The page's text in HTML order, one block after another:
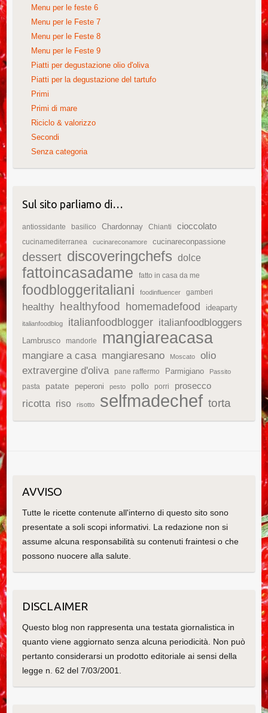
Menu per le feste 6
Menu per le Feste 7
Menu per le Feste 8
Menu per le Feste 9
Piatti per degustazione olio d'oliva
Piatti per la degustazione del tartufo
Primi
Primi di mare
Riciclo & valorizzo
Secondi
Senza categoria
Sul sito parliamo di…
antiossidante basilico Chardonnay Chianti cioccolato
cucinamediterranea cucinareconamore cucinareconpassione
dessert discoveringchefs dolce
fattoincasadame fatto in casa da me
foodbloggeritaliani foodinfluencer gamberi
healthy healthyfood homemadefood ideaparty
italianfoodblog italianfoodblogger italianfoodbloggers
Lambrusco mandorle mangiareacasa
mangiare a casa mangiaresano Moscato
olio
extravergine d'oliva
pane raffermo Parmigiano Passito
pasta patate peperoni pesto pollo porri prosecco
ricotta riso risotto selfmadechef torta
AVVISO
Tutte le ricette contenute all'interno di questo sito sono
presentate a soli scopi informativi. La redazione non si
assume alcuna responsabilità su contenuti fraintesi o che
possono nuocere alla salute.
DISCLAIMER
Questo blog non rappresenta una testata giornalistica in
quanto viene aggiornato senza alcuna periodicità. Non può
pertanto considerarsi un prodotto editoriale ai sensi della
legge n. 62 del 7/03/2001.